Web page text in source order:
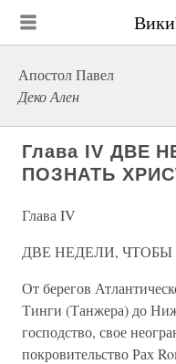
Апостол Павел
Деко Ален
Глава IV ДВЕ
ПОЗНАТЬ
Глава IV
ДВЕ НЕДЕЛИ,
От берегов
Тинги (Танжера) до
господство, свое
покровительство Рах